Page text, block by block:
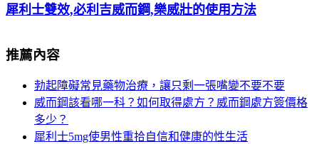
犀利士雙效,必利吉威而鋼,樂威壯的使用方法
推薦內容
勃起障礙常見藥物治療，讓只剩一張嘴變不要不要
威而鋼該看哪一科？如何取得處方？威而鋼處方簽價格
多少？
犀利士5mg使男性重拾自信和健康的性生活